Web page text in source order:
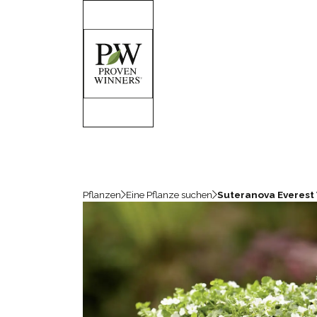
Pflanzen Eine Pflanze suchen Suteranova Everest